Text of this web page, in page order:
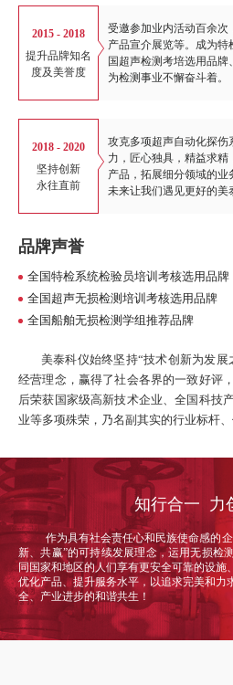
2015 - 2018
提升品牌知名
度及美誉度
受邀参加业内活动百余
产品宣介展览等。成为
国超声检测考培选用品
为检测事业不懈奋斗着。
2018 - 2020
坚持创新
永往直前
攻克多项超声自动化探
力，匠心独具，精益求
产品，拓展细分领域的业
未来让我们遇见更好的美
品牌声誉
全国特检系统检验员培训考核选用品牌
全国超声无损检测培训考核选用品牌
全国船舶无损检测学组推荐品牌
美泰科仪始终坚持“技术创新为发
经营理念，赢得了社会各界的一致好评
后荣获国家级高新技术企业、全国科技
业等多项殊荣，乃名副其实的行业标杆
知行合一 力
作为具有社会责任心和民族使命感的
新、共赢”的可持续发展理念，运用无损检
同国家和地区的人们享有更安全可靠的设施
优化产品、提升服务水平，以追求完美和力
全、产业进步的和谐共生！